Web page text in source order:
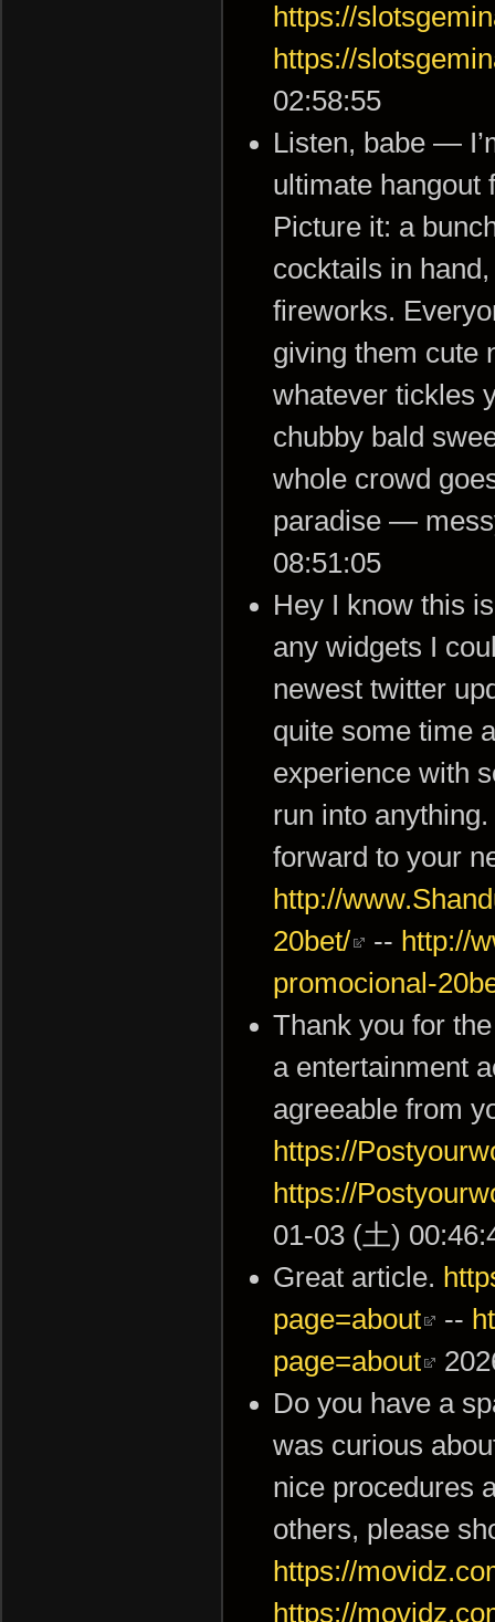
https://
https://
02:58:55
Listen, babe —
ultimate hangout
Picture it: a
cocktails in
fireworks.
giving them cute
whatever tickles
chubby bald
whole crowd
paradise —
08:51:05
Hey I know this
any widgets I
newest twitter
quite some time
experience with
run into
forward to your
http://
20bet/
-- http://
promocional-
Thank you for
a entertainment
agreeable from
https://
https://
01-03 (土)
Great article.
page=about
--
page=about
Do you have a
was curious
nice procedures
others, please
https://
https://